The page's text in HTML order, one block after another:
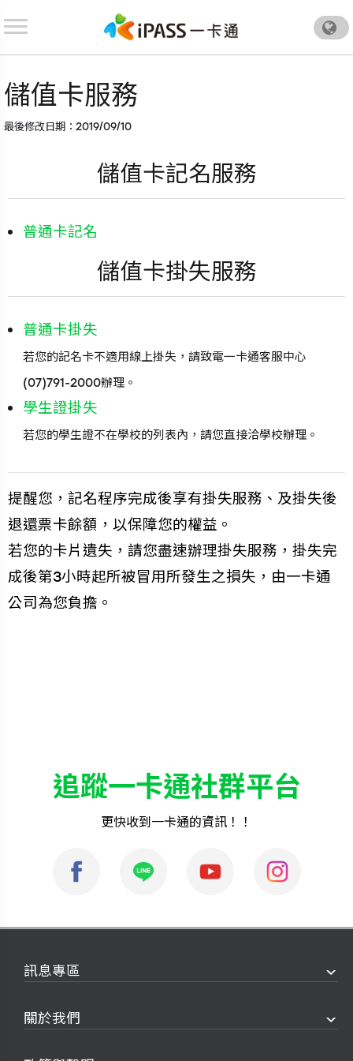
.
儲值卡服務
最後修改日期：2019/09/10
儲值卡記名服務
普通卡記名
儲值卡掛失服務
普通卡掛失
若您的記名卡不適用線上掛失，請致電一卡通客服中心
(07)791-2000辦理。
學生證掛失
若您的學生證不在學校的列表內，請您直接洽學校辦理。
提醒您，記名程序完成後享有掛失服務、及掛失後
退還票卡餘額，以保障您的權益。
若您的卡片遺失，請您盡速辦理掛失服務，掛失完
成後第3小時起所被冒用所發生之損失，由一卡通
公司為您負擔。
追蹤一卡通社群平台
更快收到一卡通的資訊！！
訊息專區
關於我們